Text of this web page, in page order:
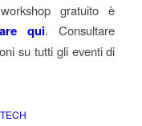
gratuito è
qui. Consultare
su tutti gli eventi di